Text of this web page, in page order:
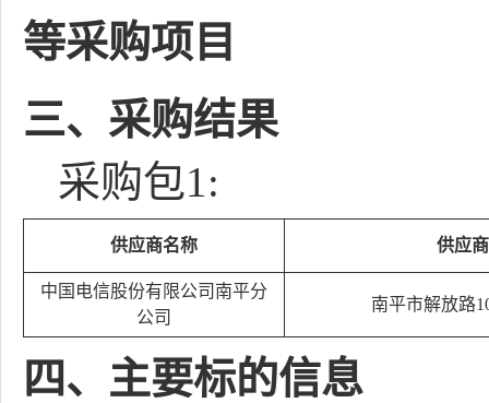
等采购项目
三、采购结果
采购包1:
供应商名称 供应
中国电信股份有限公司南平分
公司
南平市解放路
四、主要标的信息